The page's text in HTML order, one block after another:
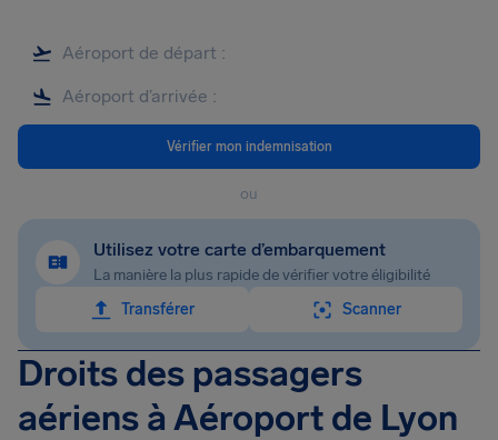
Vérifier mon indemnisation
ou
Utilisez votre carte d’embarquement
La manière la plus rapide de vérifier votre éligibilité
Transférer
Scanner
Droits des passagers
aériens à Aéroport de Lyon